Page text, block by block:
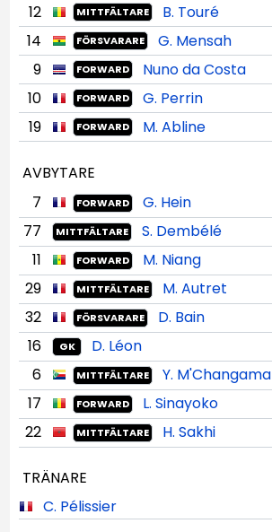
12 MITTFÄLTARE B. Touré
14 FÖRSVARARE
G. Mensah
9
FORWARD Nuno da Costa
10 FORWARD G. Perrin
19 FORWARD M. Abline
AVBYTARE
7
FORWARD G. Hein
77 MITTFÄLTARE S. Dembélé
11 FORWARD M. Niang
29 MITTFÄLTARE
M. Autret
32
FÖRSVARARE
D. Bain
16
GK
D. Léon
6
MITTFÄLTARE
Y. M'Changama
17
FORWARD
L. Sinayoko
22
MITTFÄLTARE H. Sakhi
TRÄNARE
C. Pélissier